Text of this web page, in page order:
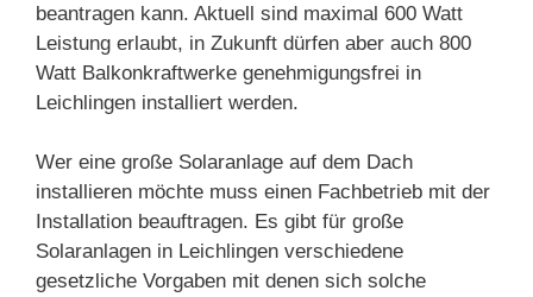
beantragen kann. Aktuell sind maximal 600 Watt
Leistung erlaubt, in Zukunft dürfen aber auch 800
Watt Balkonkraftwerke genehmigungsfrei in
Leichlingen installiert werden.
Wer eine große Solaranlage auf dem Dach
installieren möchte muss einen Fachbetrieb mit der
Installation beauftragen. Es gibt für große
Solaranlagen in Leichlingen verschiedene
gesetzliche Vorgaben mit denen sich solche